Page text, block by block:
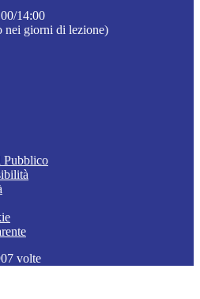
14:00
nei giorni di lezione)
volte